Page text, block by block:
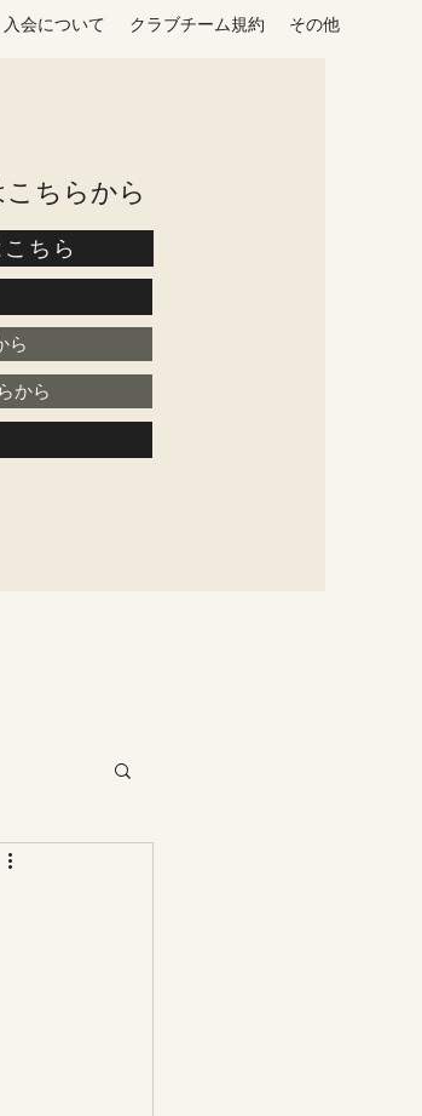
入会について クラブチーム規約 その他
ちらから
ちら
ら
から